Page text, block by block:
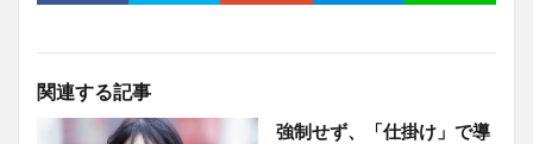
関連する記事
強制せず、「仕掛け」で導